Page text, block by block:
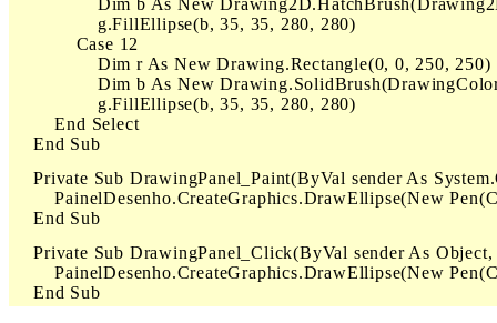
Dim b As New
                g.FillEllipse(b, 35, 35, 280, 280)
            Case 12
                Dim r As New Drawing.Rectangle(0, 0, 250, 250)
Dim b As New
                g.FillEllipse(b, 35, 35, 280, 280)
        End Select
    End Sub
Private Sub DrawingPanel_Paint(ByVal sender As
PainelDesenho.CreateGraphics.DrawEllipse(New
    End Sub
Private Sub DrawingPanel_Click(ByVal sender As
PainelDesenho.CreateGraphics.DrawEllipse(New
    End Sub